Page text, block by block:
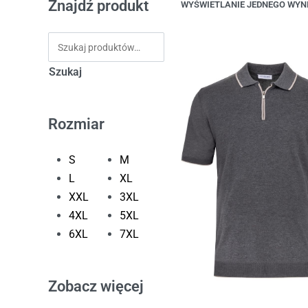
Znajdź produkt
Szukaj
Rozmiar
S
M
L
XL
XXL
3XL
4XL
5XL
6XL
7XL
Zobacz więcej
WYŚWIETLANIE JEDNEGO